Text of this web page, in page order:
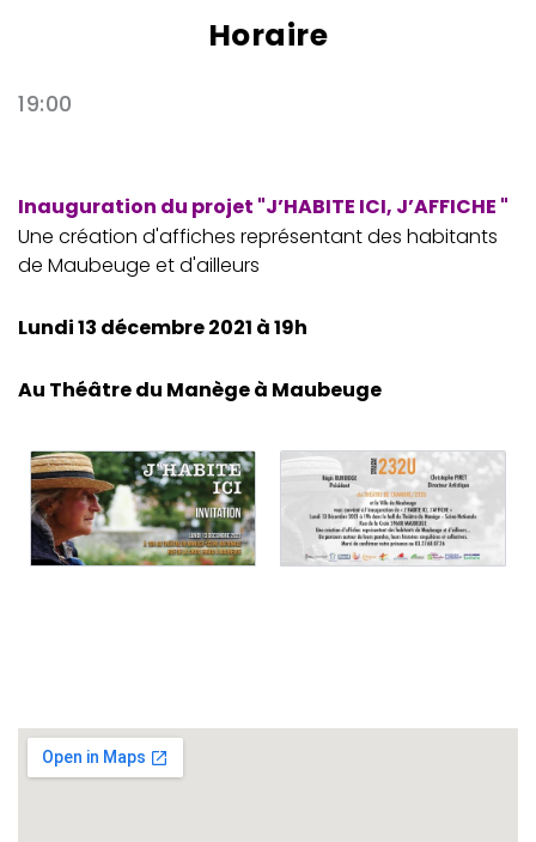
Horaire
19:00
Inauguration du projet "J’HABITE ICI, J’AFFICHE "
Une création d'affiches représentant des habitants
de Maubeuge et d'ailleurs
Lundi 13 décembre 2021 à 19h
Au Théâtre du Manège à Maubeuge